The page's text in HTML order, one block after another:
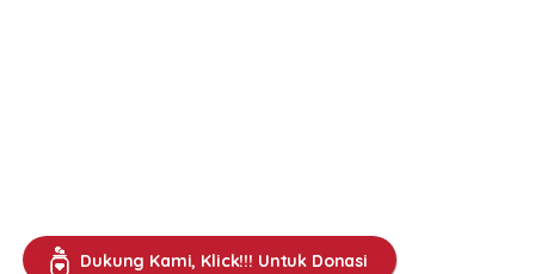
Dukung Kami, Klick!!! Untuk Donasi